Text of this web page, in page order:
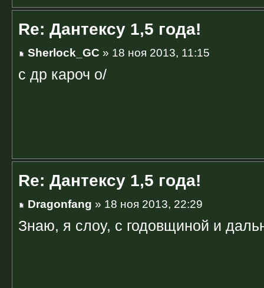
Re: Дантексу 1,5 года!
Sherlock_GC » 18 ноя 2013, 11:15
с др кароч о/
Re: Дантексу 1,5 года!
Dragonfang » 18 ноя 2013, 22:29
Знаю, я слоу, с годовщиной и